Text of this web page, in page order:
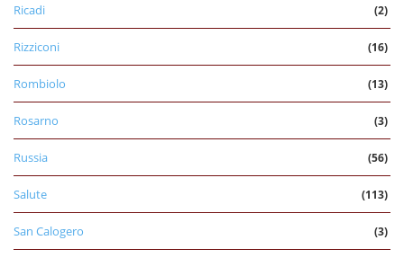
Ricadi (2)
Rizziconi (16)
Rombiolo (13)
Rosarno (3)
Russia (56)
Salute (113)
San Calogero (3)